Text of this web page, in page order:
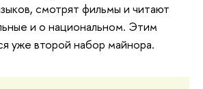
смотрят фильмы и читают
и о национальном. Этим
уже второй набор майнора.